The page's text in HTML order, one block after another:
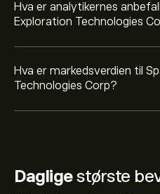
Hva er analytikernes
Exploration Technologies
Hva er markedsverdien til
Technologies Corp?
Dagligestørste